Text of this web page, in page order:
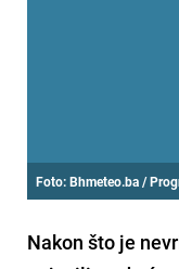
Foto: Bhmeteo.ba /
Nakon što je